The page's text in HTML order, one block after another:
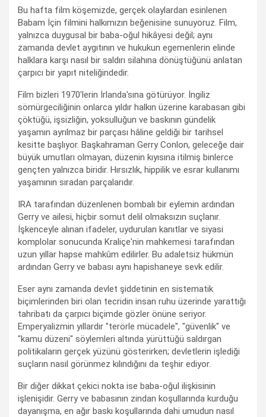
Bu hafta film köşemizde, gerçek olaylardan esinlenen
Babam İçin filmini halkımızın beğenisine sunuyoruz. Film,
yalnızca duygusal bir baba-oğul hikâyesi değil; aynı
zamanda devlet aygıtının ve hukukun egemenlerin elinde
halklara karşı nasıl bir saldırı silahına dönüştüğünü anlatan
çarpıcı bir yapıt niteliğindedir.
Film bizleri 1970'lerin İrlanda'sına götürüyor. İngiliz
sömürgeciliğinin onlarca yıldır halkın üzerine karabasan gibi
çöktüğü, işsizliğin, yoksulluğun ve baskının gündelik
yaşamın ayrılmaz bir parçası hâline geldiği bir tarihsel
kesitte başlıyor. Başkahraman Gerry Conlon, geleceğe dair
büyük umutları olmayan, düzenin kıyısına itilmiş binlerce
gençten yalnızca biridir. Hırsızlık, hippilik ve esrar kullanımı
yaşamının sıradan parçalarıdır.
IRA tarafından düzenlenen bombalı bir eylemin ardından
Gerry ve ailesi, hiçbir somut delil olmaksızın suçlanır.
İşkenceyle alınan ifadeler, uydurulan kanıtlar ve siyasi
komplolar sonucunda Kraliçe'nin mahkemesi tarafından
uzun yıllar hapse mahkûm edilirler. Bu adaletsiz hükmün
ardından Gerry ve babası aynı hapishaneye sevk edilir.
Eser aynı zamanda devlet şiddetinin en sistematik
biçimlerinden biri olan tecridin insan ruhu üzerinde yarattığı
tahribatı da çarpıcı biçimde gözler önüne seriyor.
Emperyalizmin yıllardır "terörle mücadele", "güvenlik" ve
"kamu düzeni" söylemleri altında yürüttüğü saldırgan
politikaların gerçek yüzünü gösterirken; devletlerin işlediği
suçların nasıl görünmez kılındığını da teşhir ediyor.
Bir diğer dikkat çekici nokta ise baba-oğul ilişkisinin
işlenişidir. Gerry ve babasının zindan koşullarında kurduğu
dayanışma, en ağır baskı koşullarında dahi umudun nasıl